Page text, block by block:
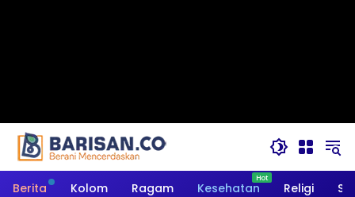
Berita Kolom Ragam Kesehatan Religi